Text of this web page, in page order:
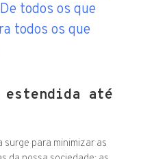
todos os que
todos os que
estendida até
para minimizar as